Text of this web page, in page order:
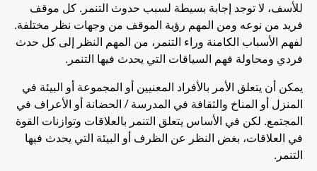
للأسف، لا توجد إجابة بسيطة لسبب حدوث التنمر. كل موقف
فريد من نوعه ومن المهم رؤية الموقف من وجهات نظر مختلفة.
لفهم الأسباب الكامنة وراء التنمر، من المهم النظر إلى كل حدث
فردي ومحاولة فهم السياقات التي يحدث فيها التنمر.
يمكن أن يتعلق الأمر بالأفراد المعنيين أو المجموعة أو البيئة في
المنزل أو المناخ والثقافة في المدرسة / الحضانة أو الأعراف في
المجتمع. لكن في الأساس يتعلق التنمر بالعلاقات وتوازنات القوة
في العلاقات، بغض النظر عن الظرف أو البيئة التي يحدث فيها
التنمر.